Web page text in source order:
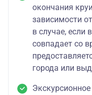
окончания
зависимости
в случае, если
совпадает со
города или